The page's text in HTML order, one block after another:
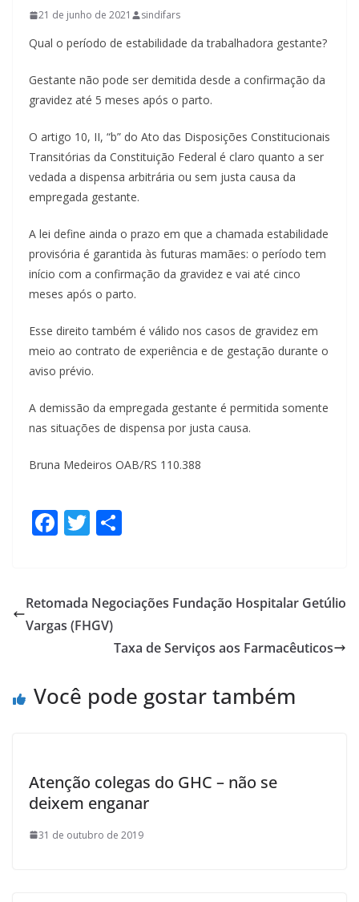
21 de junho de 2021 sindifars
Qual o período de estabilidade da trabalhadora gestante?
Gestante não pode ser demitida desde a confirmação da
gravidez até 5 meses após o parto.
O artigo 10, II, “b” do Ato das Disposições Constitucionais
Transitórias da Constituição Federal é claro quanto a ser
vedada a dispensa arbitrária ou sem justa causa da
empregada gestante.
A lei define ainda o prazo em que a chamada estabilidade
provisória é garantida às futuras mamães: o período tem
início com a confirmação da gravidez e vai até cinco
meses após o parto.
Esse direito também é válido nos casos de gravidez em
meio ao contrato de experiência e de gestação durante o
aviso prévio.
A demissão da empregada gestante é permitida somente
nas situações de dispensa por justa causa.
Bruna Medeiros OAB/RS 110.388
F
b
o
T
er e
Retomada Negociações Fundação Hospitalar Getúlio
Vargas (FHGV)
Taxa de Serviços aos Farmacêuticos
Você pode gostar também
Atenção colegas do GHC – não se
deixem enganar
31 de outubro de 2019